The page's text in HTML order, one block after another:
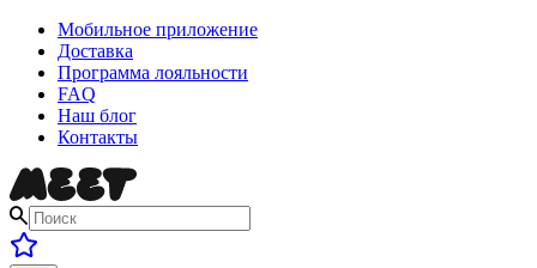
Мобильное приложение
Доставка
Программа лояльности
FAQ
Наш блог
Контакты